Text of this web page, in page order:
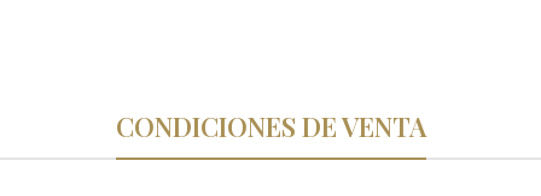
CONDICIONES DE VENTA